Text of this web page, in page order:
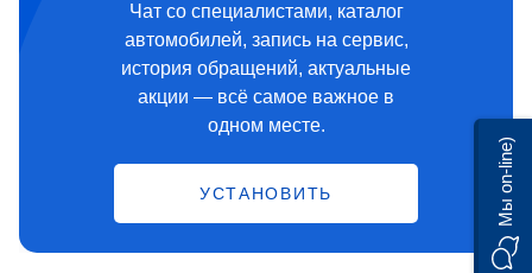
Чат со специалистами, каталог
автомобилей, запись на сервис,
история обращений, актуальные
акции — всё самое важное в
одном месте.
УСТАНОВИТЬ Мы on-line)